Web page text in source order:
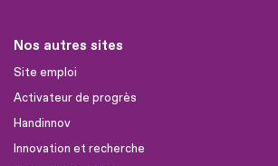
Nos autres sites
Site emploi
Activateur de progrès
Handinnov
Innovation et recherche